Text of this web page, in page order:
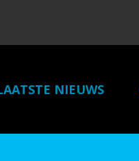
NIEUWS